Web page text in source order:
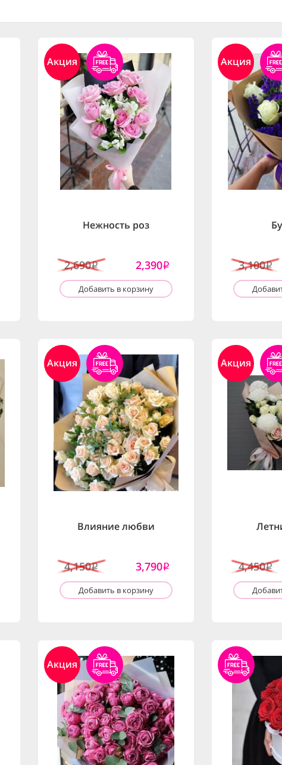
Акция
Нежность роз
2,690i 2,390i
Добавить в корзину
Акция
3,100i
Акция
Влияние любви
4,150i 3,790i
Добавить в корзину
Акция
4,450i
Акция